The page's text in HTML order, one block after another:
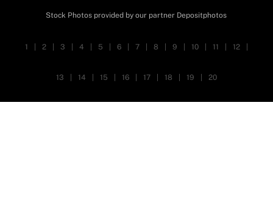
Stock Photos provided by our partner Depositphotos
1 2 3 4 5 6 7 8 9 10 11 12
13 14 15 16 17 18 19 20